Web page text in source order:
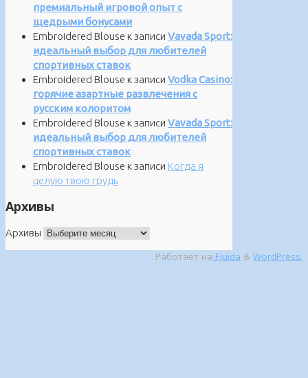
премиальный игровой опыт с
щедрыми бонусами
Embroidered Blouse к записи Vavada Sport:
идеальный выбор для любителей
спортивных ставок
Embroidered Blouse к записи Vodka Casino:
горячие азартные развлечения с
русским колоритом
Embroidered Blouse к записи Vavada Sport:
идеальный выбор для любителей
спортивных ставок
Embroidered Blouse к записи Когда я
целую твою грудь
Архивы
Архивы
Работает на Fluida & WordPress.